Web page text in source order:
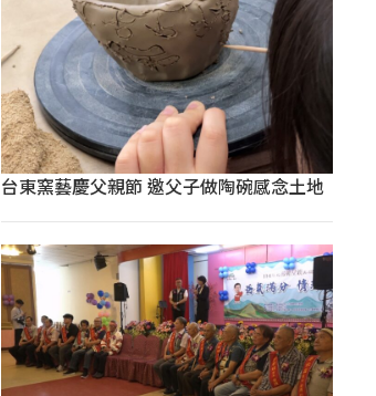
台東窯藝慶父親節 邀父子做陶碗感念土地